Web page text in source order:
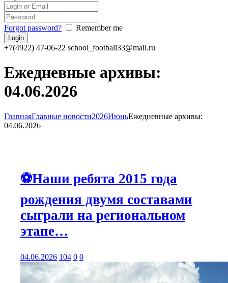
Forgot password? Remember me
+7(4922) 47-06-22 school_football33@mail.ru
Ежедневные архивы:
04.06.2026
ГлавнаяГлавные новости2026ИюньЕжедневные архивы:
04.06.2026
⚽Наши ребята 2015 года
рождения двумя составами
сыграли на региональном
этапе…
04.06.2026 104 0 0